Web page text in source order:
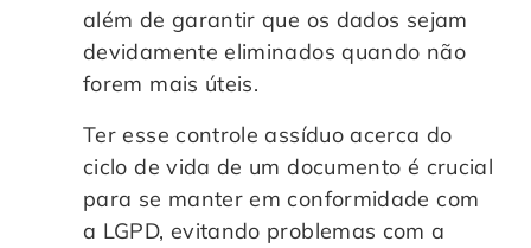
além de garantir que os dados sejam
devidamente eliminados quando não
forem mais úteis.
Ter esse controle assíduo acerca do
ciclo de vida de um documento é crucial
para se manter em conformidade com
a LGPD, evitando problemas com a